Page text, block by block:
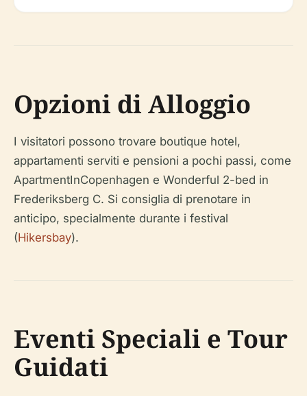
Opzioni di Alloggio
I visitatori possono trovare boutique hotel,
appartamenti serviti e pensioni a pochi passi, come
ApartmentInCopenhagen e Wonderful 2-bed in
Frederiksberg C. Si consiglia di prenotare in
anticipo, specialmente durante i festival
(Hikersbay).
Eventi Speciali e Tour
Guidati